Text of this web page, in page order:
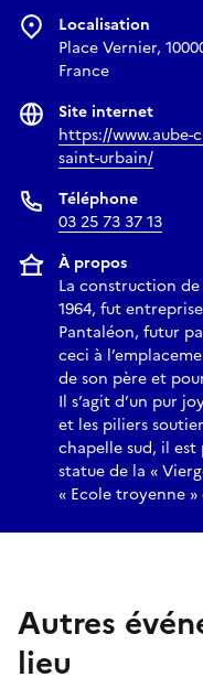
Localisation
Place Vernier,
France
Site internet
https://www.aube-
saint-urbain/
Téléphone
03 25 73 37 13
À propos
La construction de
1964, fut
Pantaléon, futur
ceci à
de son père et
Il s’agit d’un pur
et les piliers
chapelle sud, il
statue de la «
« Ecole troyenne »
Autres
lieu